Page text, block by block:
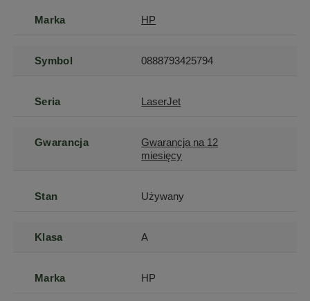
Marka HP
Symbol 0888793425794
Seria LaserJet
Gwarancja
Gwarancja na 12
miesięcy
Stan Używany
Klasa A
Marka HP